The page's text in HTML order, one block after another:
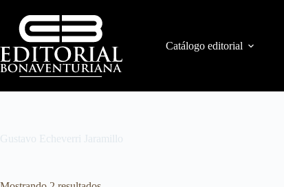
Catálogo editorial
Gustavo Echeverri Jaramillo